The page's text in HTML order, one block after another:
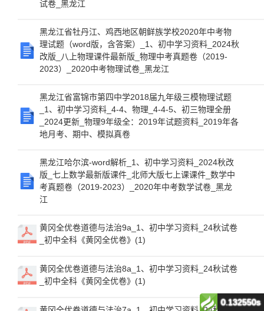
试卷_黑龙江
黑龙江省牡丹江、鸡西地区朝鲜族学校2020年中考物
理试题（word版，含答案）_1、初中学习资料_2024秋
改版_八上物理课件最新版_物理中考真题卷（2019-
2023）_2020中考物理试卷_黑龙江
黑龙江省富锦市第四中学2018届九年级三模物理试题
_1、初中学习资料_4-4、物理_4-4-5、初三物理全册
_2024更新_物理9年级全：2019年试题资料_2019年各
地月考、期中、模拟真卷
黑龙江哈尔滨-word解析_1、初中学习资料_2024秋改
版_七上数学最新版课件_北师大版七上课课件_数学中
考真题卷（2019-2023）_2020年中考数学试卷_黑龙
江
黄冈全优卷道德与法治9a_1、初中学习资料_24秋试卷
_初中全科《黄冈全优卷》(1)
黄冈全优卷道德与法治8a_1、初中学习资料_24秋试卷
_初中全科《黄冈全优卷》(1)
0.132550s